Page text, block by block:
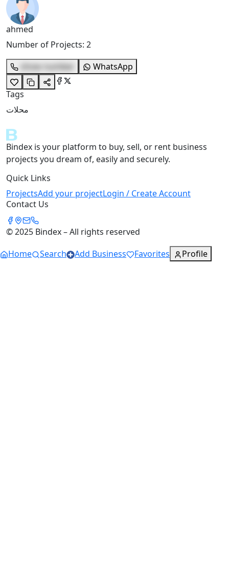
ahmed
Number of Projects: 2
show number
WhatsApp
Tags
محلات
Bindex is your platform to buy, sell, or rent business
projects you dream of, easily and securely.
Quick Links
ProjectsAdd your projectLogin / Create Account
Contact Us
© 2025 Bindex – All rights reserved
Home
Search Add Business Favorites Profile